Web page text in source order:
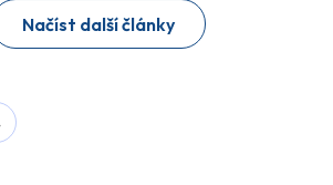
Načíst další články